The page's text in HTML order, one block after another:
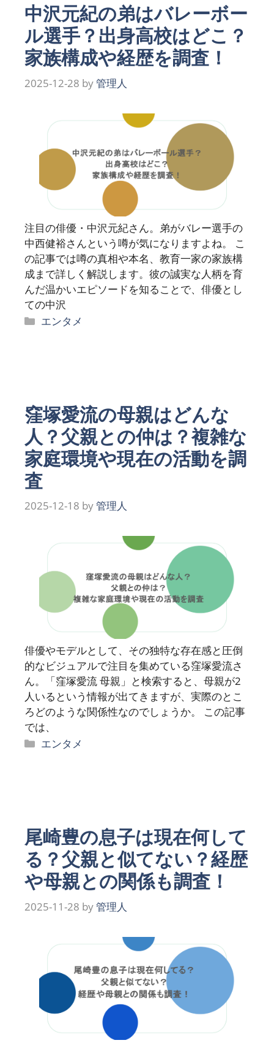
中沢元紀の弟はバレーボー
ル選手？出身高校はどこ？
家族構成や経歴を調査！
2025-12-28 by管理人
注目の俳優・中沢元紀さん。弟がバレー選手の
中西健裕さんという噂が気になりますよね。 こ
の記事では噂の真相や本名、教育一家の家族構
成まで詳しく解説します。彼の誠実な人柄を育
んだ温かいエピソードを知ることで、俳優とし
ての中沢
カ
エンタメ
窪塚愛流の母親はどんな
人？父親との仲は？複雑な
家庭環境や現在の活動を調
査
2025-12-18 by管理人
俳優やモデルとして、その独特な存在感と圧倒
的なビジュアルで注目を集めている窪塚愛流さ
ん。「窪塚愛流 母親」と検索すると、母親が2
人いるという情報が出てきますが、実際のとこ
ろどのような関係性なのでしょうか。 この記事
では、
カ
エンタメ
尾崎豊の息子は現在何して
る？父親と似てない？経歴
や母親との関係も調査！
2025-11-28 by管理人